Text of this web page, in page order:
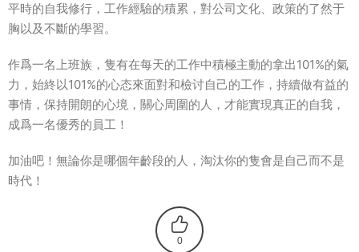
平時的自我修行，工作經驗的積累，對公司文化、政策的了然于
胸以及不斷的學習。
作爲一名上班族，隻有在每天的工作中積極主動的拿出101%的氣
力，始終以101%的心态來面對和檢讨自己的工作，持續做有益的
事情，保持開朗的心境，關心周圍的人，才能實現真正的自我，
成爲一名優秀的員工！
加油吧！無論你是哪個年齡段的人，淘汰你的隻會是自己而不是
時代！
0